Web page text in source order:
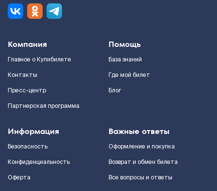
Компания
Главное о Купибилете
Контакты
Пресс-центр
Партнерская программа
Помощь
База знаний
Где мой билет
Блог
Информация
Безопасность
Конфиденциальность
Оферта
Важные ответы
Оформление и покупка
Возврат и обмен билета
Все вопросы и ответы